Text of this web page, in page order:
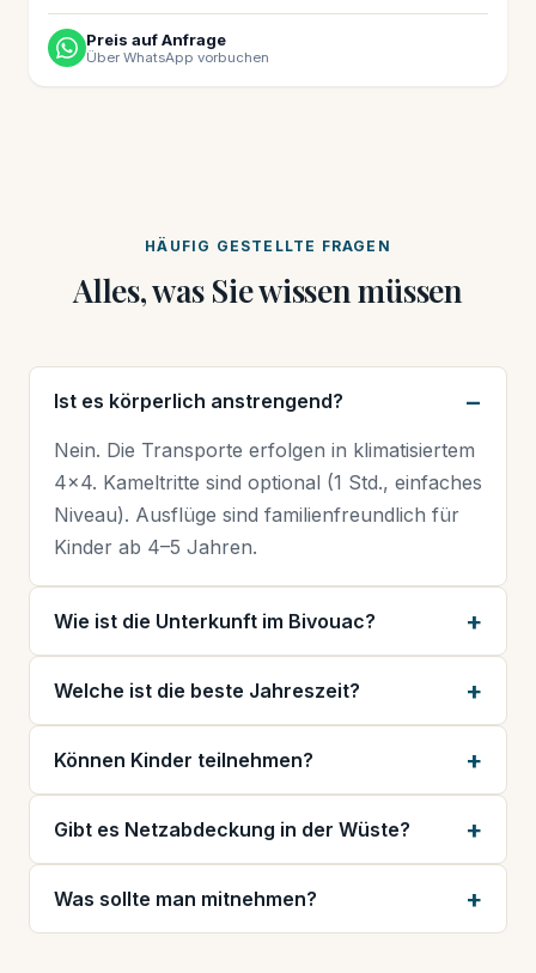
Preis auf Anfrage
Über WhatsApp vorbuchen
HÄUFIG GESTELLTE FRAGEN
Alles, was Sie wissen müssen
Ist es körperlich anstrengend?
Nein. Die Transporte erfolgen in klimatisiertem
4×4. Kameltritte sind optional (1 Std., einfaches
Niveau). Ausflüge sind familienfreundlich für
Kinder ab 4–5 Jahren.
Wie ist die Unterkunft im Bivouac?
Welche ist die beste Jahreszeit?
Können Kinder teilnehmen?
Gibt es Netzabdeckung in der Wüste?
Was sollte man mitnehmen?